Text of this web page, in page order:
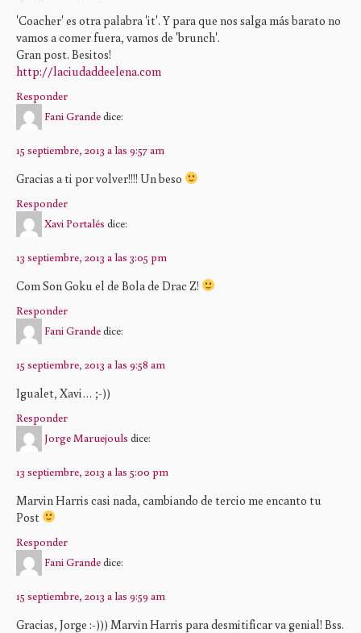
'Coacher' es otra palabra 'it'. Y para que nos salga más barato no
vamos a comer fuera, vamos de 'brunch'.
Gran post. Besitos!
http://laciudaddeelena.com
Responder
Fani Grandedice:
15 septiembre, 2013 a las 9:57 am
Gracias a ti por volver!!!! Un beso
Responder
Xavi Portalés dice:
13 septiembre, 2013 a las 3:05 pm
Com Son Goku el de Bola de Drac Z!
Responder
Fani Grandedice:
15 septiembre, 2013 a las 9:58 am
Igualet, Xavi… ;-))
Responder
Jorge Maruejouls dice:
13 septiembre, 2013 a las 5:00 pm
Marvin Harris casi nada, cambiando de tercio me encanto tu
Post
Responder
Fani Grandedice:
15 septiembre, 2013 a las 9:59 am
Gracias, Jorge :-))) Marvin Harris para desmitificar va genial! Bss.